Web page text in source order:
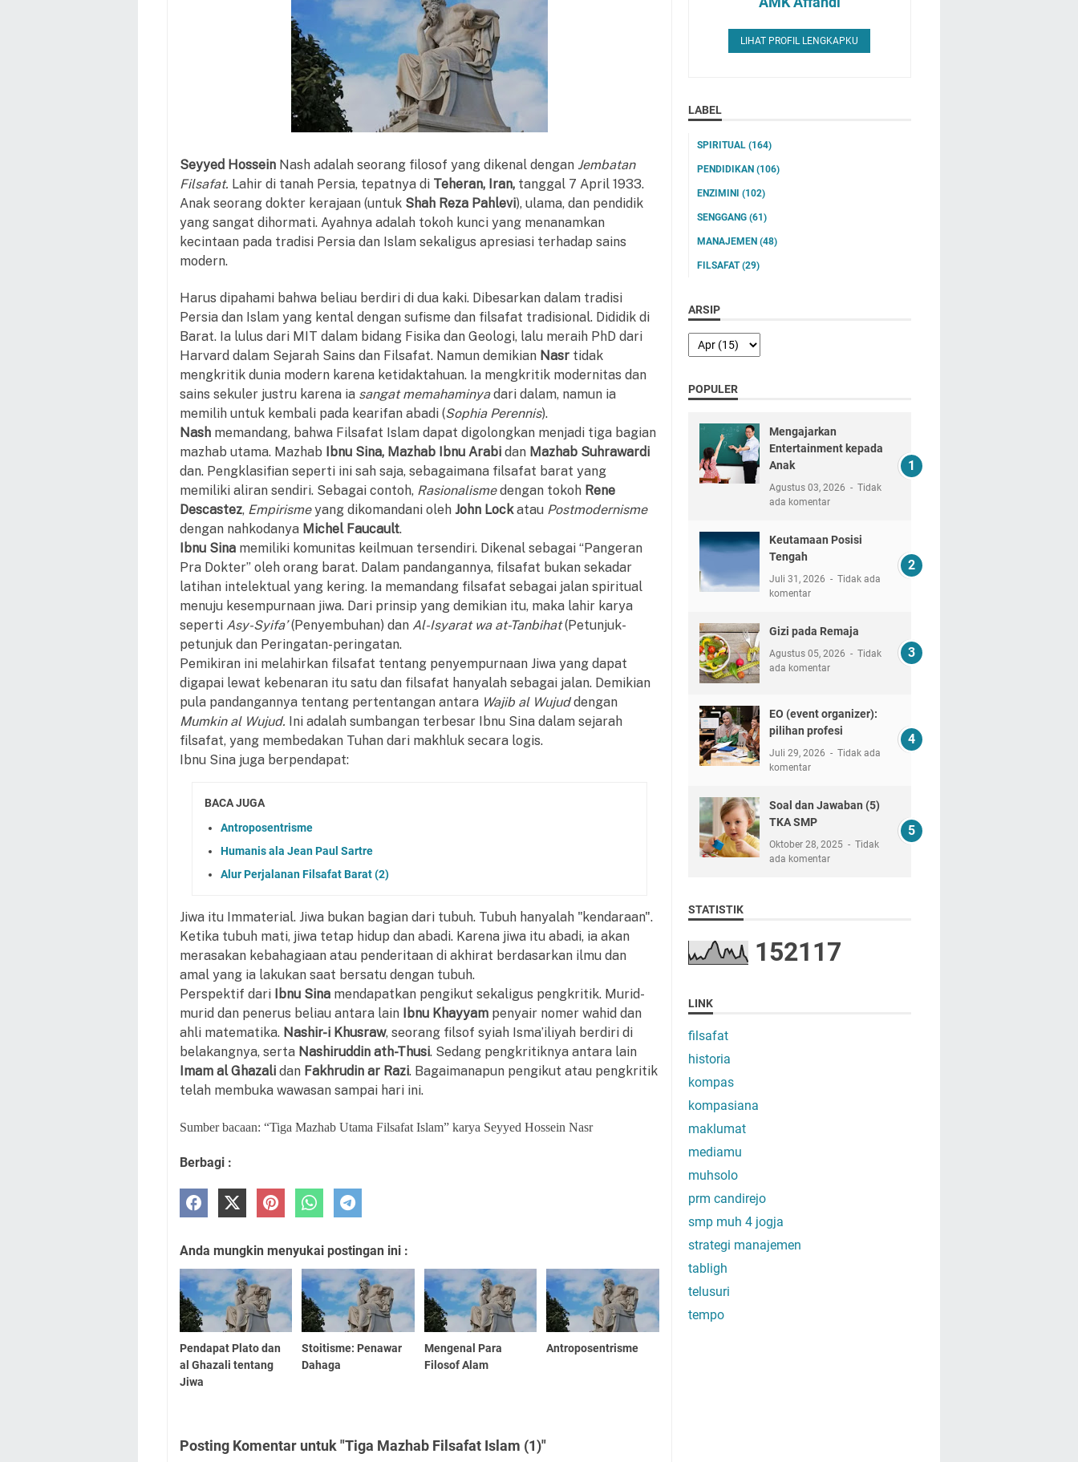
Seyyed Hossein Nash adalah seorang filosof yang dikenal dengan Jembatan
Filsafat. Lahir di tanah Persia, tepatnya di Teheran, Iran, tanggal 7 April 1933.
Anak seorang dokter kerajaan (untuk Shah Reza Pahlevi), ulama, dan pendidik
yang sangat dihormati. Ayahnya adalah tokoh kunci yang menanamkan
kecintaan pada tradisi Persia dan Islam sekaligus apresiasi terhadap sains
modern.
Harus dipahami bahwa beliau berdiri di dua kaki. Dibesarkan dalam tradisi
Persia dan Islam yang kental dengan sufisme dan filsafat tradisional. Dididik di
Barat. Ia lulus dari MIT dalam bidang Fisika dan Geologi, lalu meraih PhD dari
Harvard dalam Sejarah Sains dan Filsafat. Namun demikian Nasr tidak
mengkritik dunia modern karena ketidaktahuan. Ia mengkritik modernitas dan
sains sekuler justru karena ia sangat memahaminyadari dalam, namun ia
memilih untuk kembali pada kearifan abadi (Sophia Perennis).
Nash memandang, bahwa Filsafat Islam dapat digolongkan menjadi tiga bagian
mazhab utama. Mazhab Ibnu Sina, Mazhab Ibnu Arabi dan Mazhab Suhrawardi
dan. Pengklasifian seperti ini sah saja, sebagaimana filsafat barat yang
memiliki aliran sendiri. Sebagai contoh, Rasionalismedengan tokoh Rene
Descastez, Empirismeyang dikomandani oleh John Lockatau Postmodernisme
dengan nahkodanya Michel Faucault.
Ibnu Sina memiliki komunitas keilmuan tersendiri. Dikenal sebagai “Pangeran
Pra Dokter” oleh orang barat. Dalam pandangannya, filsafat bukan sekadar
latihan intelektual yang kering. Ia memandang filsafat sebagai jalan spiritual
menuju kesempurnaan jiwa. Dari prinsip yang demikian itu, maka lahir karya
seperti Asy-Syifa’(Penyembuhan) dan Al-Isyarat wa at-Tanbihat(Petunjuk-
petunjuk dan Peringatan-peringatan.
Pemikiran ini melahirkan filsafat tentang penyempurnaan Jiwa yang dapat
digapai lewat kebenaran itu satu dan filsafat hanyalah sebagai jalan. Demikian
pula pandangannya tentang pertentangan antara Wajib al Wujuddengan
Mumkin al Wujud. Ini adalah sumbangan terbesar Ibnu Sina dalam sejarah
filsafat, yang membedakan Tuhan dari makhluk secara logis.
Ibnu Sina juga berpendapat:
BACA JUGA
Antroposentrisme
Humanis ala Jean Paul Sartre
Alur Perjalanan Filsafat Barat (2)
Jiwa itu Immaterial. Jiwa bukan bagian dari tubuh. Tubuh hanyalah "kendaraan".
Ketika tubuh mati, jiwa tetap hidup dan abadi. Karena jiwa itu abadi, ia akan
merasakan kebahagiaan atau penderitaan di akhirat berdasarkan ilmu dan
amal yang ia lakukan saat bersatu dengan tubuh.
Perspektif dari Ibnu Sina mendapatkan pengikut sekaligus pengkritik. Murid-
murid dan penerus beliau antara lain Ibnu Khayyam penyair nomer wahid dan
ahli matematika. Nashir-i Khusraw, seorang filsof syiah Isma’iliyah berdiri di
belakangnya, serta Nashiruddin ath-Thusi. Sedang pengkritiknya antara lain
Imam al Ghazali dan Fakhrudin ar Razi. Bagaimanapun pengikut atau pengkritik
telah membuka wawasan sampai hari ini.
Sumber bacaan: “Tiga Mazhab Utama Filsafat Islam” karya Seyyed Hossein Nasr
Berbagi :
Anda mungkin menyukai postingan ini :
Pendapat Plato dan
al Ghazali tentang
Jiwa
Stoitisme: Penawar
Dahaga
Mengenal Para
Filosof Alam
Antroposentrisme
Posting Komentar untuk "Tiga Mazhab Filsafat Islam (1)"
LIHAT PROFIL LENGKAPKU
LABEL
SPIRITUAL (164)
PENDIDIKAN (106)
ENZIMINI (102)
SENGGANG (61)
MANAJEMEN (48)
FILSAFAT(29)
ARSIP
POPULER
Mengajarkan
Entertainment kepada
Anak
Agustus 03, 2026
Tidak
ada komentar
Keutamaan Posisi
Tengah
Juli 31, 2026
Tidak ada
komentar
Gizi pada Remaja
Agustus 05, 2026
Tidak
ada komentar
EO (event organizer):
pilihan profesi
Juli 29, 2026
Tidak ada
komentar
Soal dan Jawaban (5)
TKA SMP
Oktober 28, 2025
Tidak
ada komentar
STATISTIK
152117
LINK
filsafat
historia
kompas
kompasiana
maklumat
mediamu
muhsolo
prm candirejo
smp muh 4 jogja
strategi manajemen
tabligh
telusuri
tempo